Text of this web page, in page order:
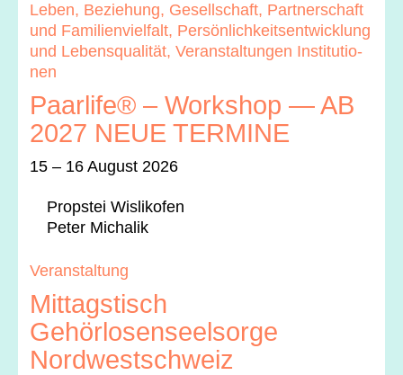
Suchen
Leben, Beziehung, Gesellschaft, Part­ner­schaft
und Fam­i­lien­vielfalt, Per­sön­lichkeit­sen­twick­lung
und Leben­squal­ität, Ver­anstal­tun­gen Insti­tu­tio­
nen
Paarlife® – Workshop — AB
2027 NEUE TERMINE
15 – 16 August 2026
Prop­stei Wis­likofen
Peter Micha­lik
Ver­anstal­tung
Mittagstisch
Gehörlosenseelsorge
Nordwestschweiz